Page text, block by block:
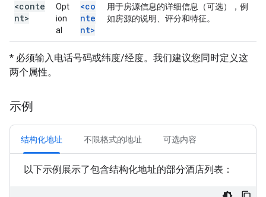
<conte
nt>
Opt
ion
al
<co
nte
nt>
用于房源信息的详细信息（可选），例
如房源的说明、评分和特征。
* 必须输入电话号码或纬度/经度。 我们建议您同时定义这
两个属性。
示例
结构化地址 不限格式的地址 可选内容
以下示例展示了包含结构化地址的部分酒店列表：